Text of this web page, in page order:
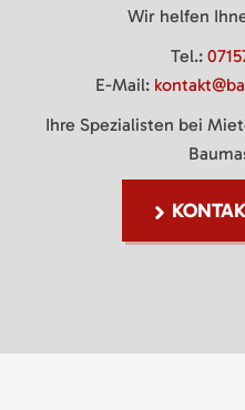
Wir helfen
Tel.:
E-Mail:
Ihre Spezialisten bei